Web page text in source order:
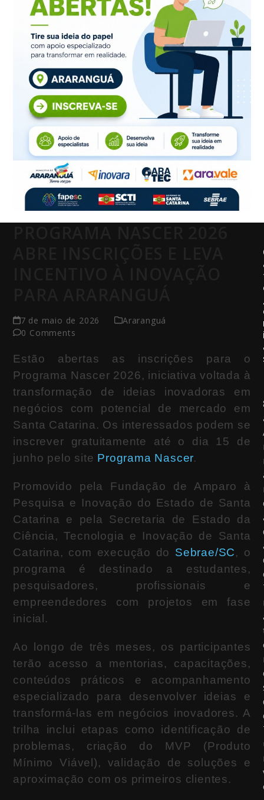
7 de maio de 2026
Araranguá
0 Comments
Estão abertas as inscrições para o
Programa Nascer 2026, iniciativa voltada à
transformação de ideias inovadoras em
negócios com potencial de mercado em
Santa Catarina . Os interessados podem se
inscrever gratuitamente até o dia 15 de
junho pelo site Programa Nascer.
Promovido pela Fundação de Amparo à
Pesquisa e Inovação do Estado de Santa
Catarina
e pela Secretaria de Estado da
Ciência, Tecnologia e Inovação de Santa
Catarina , com execução do Sebrae/SC, o
programa é destinado a estudantes,
pesquisadores, profissionais e
empreendedores com projetos em fase
inicial.
Ao longo de três meses, os participantes
terão acesso a mentorias, capacitações,
conteúdos práticos e acompanhamento
especializado para desenvolver ideias e
transformá-las em negócios inovadores. A
trilha inclui etapas como identificação de
problemas, criação do MVP (Produto
Mínimo Viável), validação de soluções e
aproximação com os primeiros clientes.